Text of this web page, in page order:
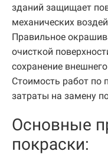
зданий защищает
механических
Правильное
очисткой
сохранение
Стоимость работ по
затраты на замену
Основные
покраски: